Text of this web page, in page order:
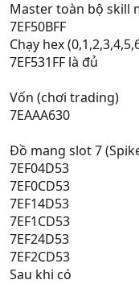
Master toàn bộ skill
7EF50BFF
Chạy hex
7EF531FF là đủ
Vốn (chơi trading)
7EAAA630
Đồ mang slot 7
7EF04D53
7EF0CD53
7EF14D53
7EF1CD53
7EF24D53
7EF2CD53
Sau khi có